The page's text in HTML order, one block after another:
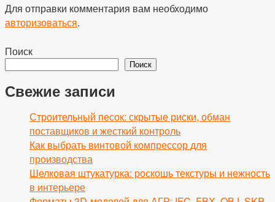
Для отправки комментария вам необходимо
авторизоваться.
Поиск
Поиск
Свежие записи
Строительный песок: скрытые риски, обман
поставщиков и жесткий контроль
Как выбрать винтовой компрессор для
производства
Шелковая штукатурка: роскошь текстуры и нежность
в интерьере